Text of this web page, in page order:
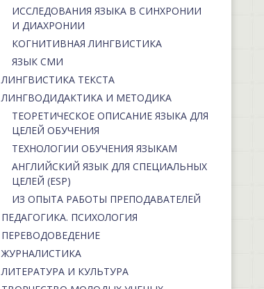
ИССЛЕДОВАНИЯ ЯЗЫКА В СИНХРОНИИ
И ДИАХРОНИИ
КОГНИТИВНАЯ ЛИНГВИСТИКА
ЯЗЫК СМИ
ЛИНГВИСТИКА ТЕКСТА
ЛИНГВОДИДАКТИКА И МЕТОДИКА
ТЕОРЕТИЧЕСКОЕ ОПИСАНИЕ ЯЗЫКА ДЛЯ
ЦЕЛЕЙ ОБУЧЕНИЯ
ТЕХНОЛОГИИ ОБУЧЕНИЯ ЯЗЫКАМ
АНГЛИЙСКИЙ ЯЗЫК ДЛЯ СПЕЦИАЛЬНЫХ
ЦЕЛЕЙ (ESP)
ИЗ ОПЫТА РАБОТЫ ПРЕПОДАВАТЕЛЕЙ
ПЕДАГОГИКА. ПСИХОЛОГИЯ
ПЕРЕВОДОВЕДЕНИЕ
ЖУРНАЛИСТИКА
ЛИТЕРАТУРА И КУЛЬТУРА